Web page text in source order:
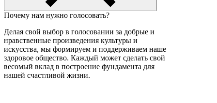
Почему нам нужно голосовать?
Делая свой выбор в голосовании за добрые и
нравственные произведения культуры и
искусства, мы формируем и поддерживаем наше
здоровое общество. Каждый может сделать свой
весомый вклад в построение фундамента для
нашей счастливой жизни.